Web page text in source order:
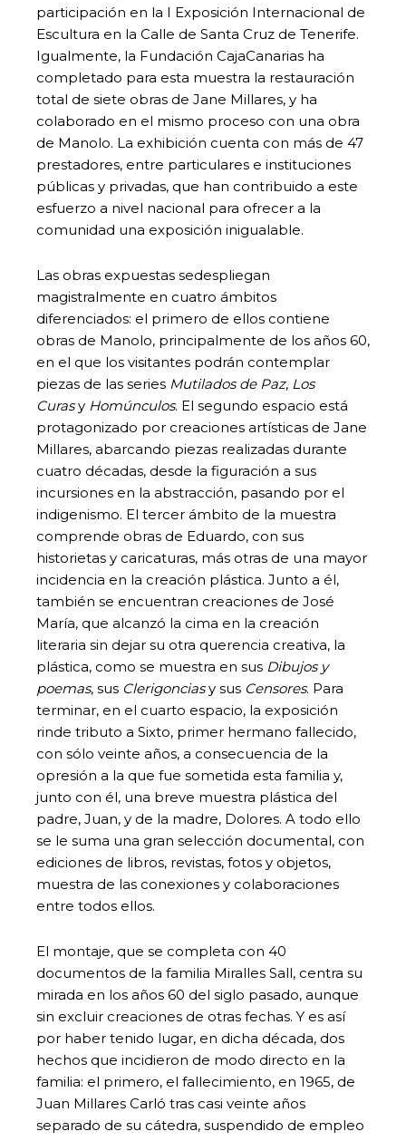
participación en la I Exposición Internacional de
Escultura en la Calle de Santa Cruz de Tenerife.
Igualmente, la Fundación CajaCanarias ha
completado para esta muestra la restauración
total de siete obras de Jane Millares, y ha
colaborado en el mismo proceso con una obra
de Manolo. La exhibición cuenta con más de 47
prestadores, entre particulares e instituciones
públicas y privadas, que han contribuido a este
esfuerzo a nivel nacional para ofrecer a la
comunidad una exposición inigualable.
Las obras expuestas sedespliegan
magistralmente en cuatro ámbitos
diferenciados: el primero de ellos contiene
obras de Manolo, principalmente de los años 60,
en el que los visitantes podrán contemplar
piezas de las series Mutilados de Paz, Los
Curasy Homúnculos. El segundo espacio está
protagonizado por creaciones artísticas de Jane
Millares, abarcando piezas realizadas durante
cuatro décadas, desde la figuración a sus
incursiones en la abstracción, pasando por el
indigenismo. El tercer ámbito de la muestra
comprende obras de Eduardo, con sus
historietas y caricaturas, más otras de una mayor
incidencia en la creación plástica. Junto a él,
también se encuentran creaciones de José
María, que alcanzó la cima en la creación
literaria sin dejar su otra querencia creativa, la
plástica, como se muestra en sus Dibujos y
poemas, sus Clerigonciasy sus Censores. Para
terminar, en el cuarto espacio, la exposición
rinde tributo a Sixto, primer hermano fallecido,
con sólo veinte años, a consecuencia de la
opresión a la que fue sometida esta familia y,
junto con él, una breve muestra plástica del
padre, Juan, y de la madre, Dolores. A todo ello
se le suma una gran selección documental, con
ediciones de libros, revistas, fotos y objetos,
muestra de las conexiones y colaboraciones
entre todos ellos.
El montaje, que se completa con 40
documentos de la familia Miralles Sall, centra su
mirada en los años 60 del siglo pasado, aunque
sin excluir creaciones de otras fechas. Y es así
por haber tenido lugar, en dicha década, dos
hechos que incidieron de modo directo en la
familia: el primero, el fallecimiento, en 1965, de
Juan Millares Carló tras casi veinte años
separado de su cátedra, suspendido de empleo